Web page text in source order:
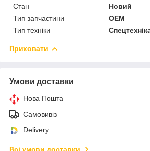
Стан
Новий
Тип запчастини
OEM
Тип техніки
Приховати
Умови доставки
Нова Пошта
Самовивіз
Delivery
Всі умови доставки